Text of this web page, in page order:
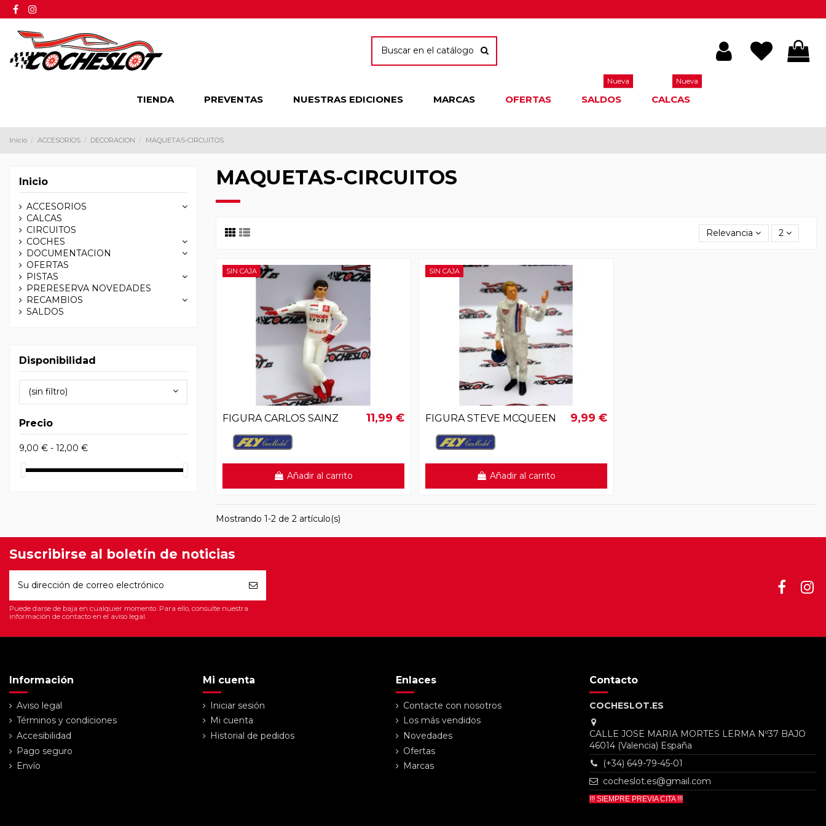
TIENDA PREVENTAS NUESTRAS EDICIONES MARCAS OFERTAS SALDOS
Nueva
CALCAS
Nueva
Inicio ACCESORIOS DECORACION MAQUETAS-CIRCUITOS
MAQUETAS-CIRCUITOS
Relevancia 2
SIN CAJA
FIGURA CARLOS SAINZ 11,99 €
Añadir al carrito
SIN CAJA
FIGURA STEVE MCQUEEN 9,99 €
Añadir al carrito
Mostrando 1-2 de 2 artículo(s)
Inicio
ACCESORIOS
CALCAS
CIRCUITOS
COCHES
DOCUMENTACION
OFERTAS
PISTAS
PRERESERVA NOVEDADES
RECAMBIOS
SALDOS
Disponibilidad
(sin filtro)
Precio
9,00 € - 12,00 €
Suscribirse al boletín de noticias
Puede darse de baja en cualquier momento. Para ello, consulte nuestra
información de contacto en el aviso legal.
Información
Aviso legal
Términos y condiciones
Accesibilidad
Pago seguro
Envío
Mi cuenta
Iniciar sesión
Mi cuenta
Historial de pedidos
Enlaces
Contacte con nosotros
Los más vendidos
Novedades
Ofertas
Marcas
Contacto
COCHESLOT.ES
CALLE JOSE MARIA MORTES LERMA Nº37 BAJO
46014 (Valencia) España
(+34) 649-79-45-01
cocheslot.es@gmail.com
!!! SIEMPRE PREVIA CITA !!!